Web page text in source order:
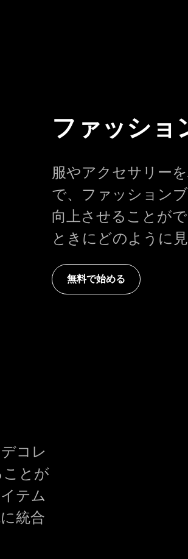
ファッショ
服やアクセサリー
で、ファッション
向上させることが
ときにどのように
無料で始める
コレ
とが
テム
統合